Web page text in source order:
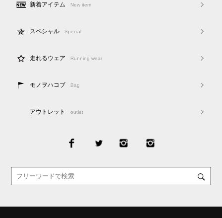
新着アイテム New item
スペシャル Special
走れるウェア Running wear
モノヲハコブ Bag
アウトレット outlet